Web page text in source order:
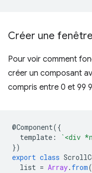
Créer une
Pour voir comment
créer un composant
compris entre 0 et 99
@Component({
template :
`<div
})
export class
list = Array. from